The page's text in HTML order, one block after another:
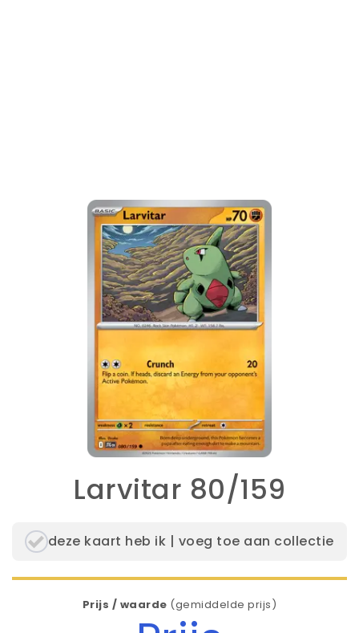
Larvitar 80/159
deze kaart heb ik | voeg toe aan collectie
Prijs / waarde (gemiddelde prijs)